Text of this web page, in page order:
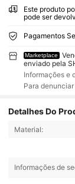
Este produto
pode ser
Pagamentos
Marketplace
enviado pela
Informações e
Para
Detalhes Do
Material:
Informações de